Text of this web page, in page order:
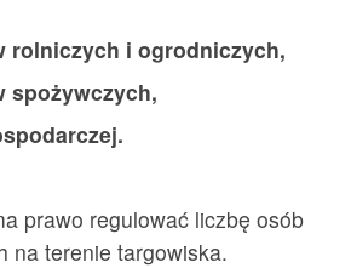
rolniczych i ogrodniczych,
spożywczych,
prawo regulować liczbę osób
na terenie targowiska.